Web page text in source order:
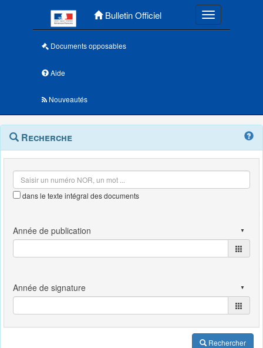
Bulletin Officiel Toggle
Documents opposables
Aide
Nouveautés
Navigation
outils
Menu
contextuel
Recherche
dans le texte intégral des documents
Rechercher